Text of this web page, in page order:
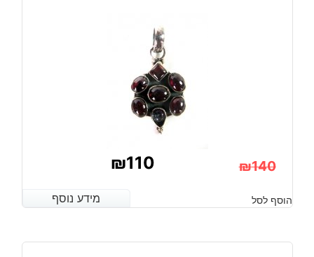
₪140
המקורי
היה:
₪110
הנוכחי
הוא:
מידע נוסף הוסף לסל מידע נוסף